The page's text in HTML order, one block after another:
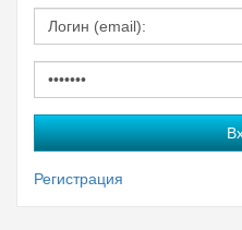
Регистрация